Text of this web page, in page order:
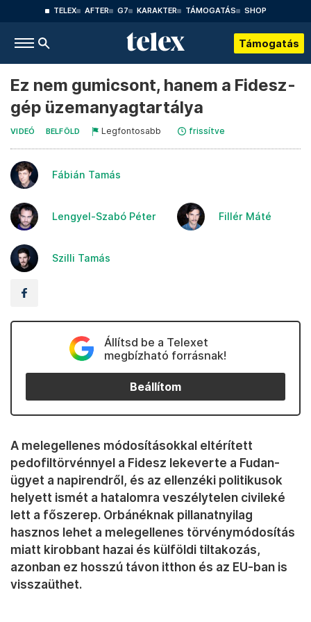
TELEX AFTER G7 KARAKTER TÁMOGATÁS SHOP
Támogatás
Ez nem gumicsont, hanem a Fidesz-
gép üzemanyagtartálya
VIDEÓ BELFÖLD Legfontosabb frissítve
Fábián Tamás
Lengyel-Szabó Péter Fillér Máté
Szilli Tamás
Állítsd be a Telexet
megbízható forrásnak!
Beállítom
A melegellenes módosításokkal eltérített
pedofiltörvénnyel a Fidesz lekeverte a Fudan-
ügyet a napirendről, és az ellenzéki politikusok
helyett ismét a hatalomra veszélytelen civileké
lett a főszerep. Orbánéknak pillanatnyilag
hasznos lehet a melegellenes törvénymódosítás
miatt kirobbant hazai és külföldi tiltakozás,
azonban ez hosszú távon itthon és az EU-ban is
visszaüthet.